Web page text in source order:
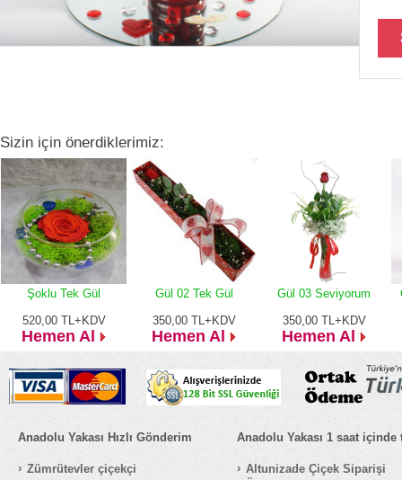
Sizin için önerdiklerimiz:
Şoklu Tek Gül
520,00 TL+KDV
Hemen Al
Gül 02 Tek Gül
350,00 TL+KDV
Hemen Al
Gül 03 Seviyorum
350,00 TL+KDV
Hemen Al
Anadolu Yakası Hızlı Gönderim
Zümrütevler çiçekçi
Anadolu Yakası 1 saat içinde
Altunizade Çiçek Siparişi